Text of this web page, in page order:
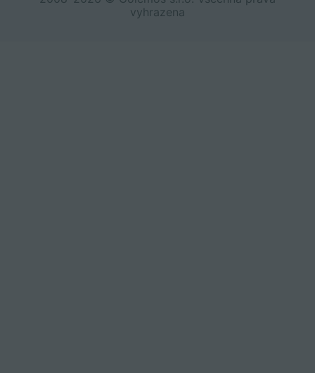
vyhrazena